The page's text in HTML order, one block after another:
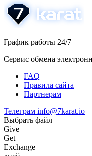
График работы 24/7
Сервис обмена
FAQ
Правила сайта
Партнерам
Телеграм info@7karat.io
Выбрать файл
Give
Get
Exchange